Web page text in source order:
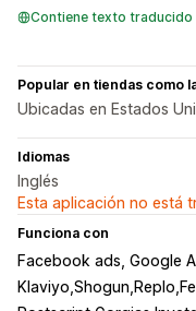
Contiene texto
Popular en tiendas como
Ubicadas en Estados
Idiomas
Inglés
Esta aplicación no está
Funciona con
Facebook ads, Google